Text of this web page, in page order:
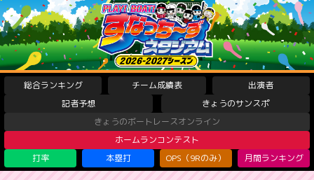
総合ランキング チーム成績表
出演者
記者予想
きょうのサンスポ
きょうのボートレースオンライン
ホームランコンテスト
打率
本塁打 OPS（9Rのみ） 月間ランキング